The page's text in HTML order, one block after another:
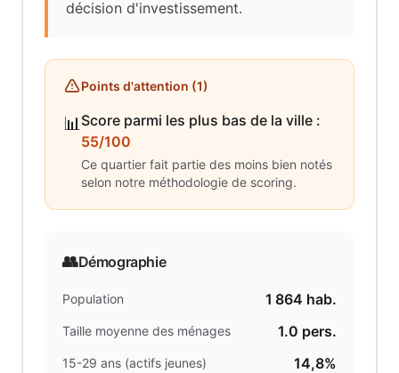
décision d'investissement.
Points d'attention (1)
📊Score parmi les plus bas de la ville :
55/100
Ce quartier fait partie des moins bien notés
selon notre méthodologie de scoring.
👥Démographie
Population 1 864 hab.
Taille moyenne des ménages 1.0 pers.
15-29 ans (actifs jeunes) 14,8%